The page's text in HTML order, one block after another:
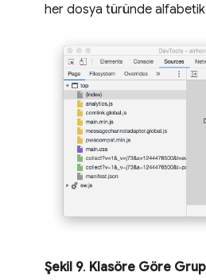
her dosya türünde
Şekil 9. Klasöre Göre